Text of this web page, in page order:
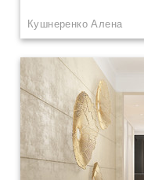
Кушнеренко Алена